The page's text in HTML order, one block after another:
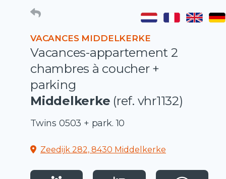
VACANCES MIDDELKERKE
Vacances-appartement 2
chambres à coucher +
parking
Middelkerke (ref. vhr1132)
Twins 0503 + park. 10
Zeedijk 282, 8430 Middelkerke